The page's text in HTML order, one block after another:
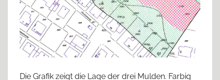
Die Grafik zeigt die Lage der drei Mulden. Farbig